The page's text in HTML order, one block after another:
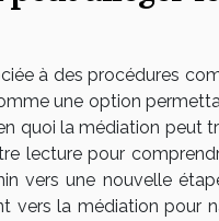
à des procédures
une option
quoi la médiation peut
lecture pour
vers une nouvelle
vers la médiation pour